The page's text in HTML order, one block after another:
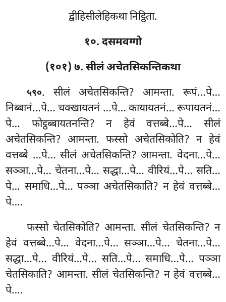
द्वीहिसीलेहिकथा निट्ठिता.
१०. दसमवग्गो
(१०१) ७. सीलं अचेतसिकन्तिकथा
५९०. सीलं अचेतसिकन्ति? आमन्ता. रूपं…पे…
निब्बानं…पे… चक्खायतनं …पे… कायायतनं… रूपायतनं…
पे… फोट्ठब्बायतनन्ति? न हेवं वत्तब्बे…पे… सीलं
अचेतसिकन्ति? आमन्ता. फस्सो अचेतसिकोति? न हेवं
वत्तब्बे …पे… सीलं अचेतसिकन्ति? आमन्ता. वेदना…पे…
सञ्ञा…पे… चेतना…पे… सद्धा…पे… वीरियं…पे… सति…
पे… समाधि…पे… पञ्ञा अचेतसिकाति? न हेवं वत्तब्बे…
पे….
फस्सो चेतसिकोति? आमन्ता. सीलं चेतसिकन्ति? न
हेवं वत्तब्बे…पे… वेदना…पे… सञ्ञा…पे… चेतना…पे…
सद्धा…पे… वीरियं…पे… सति…पे… समाधि…पे… पञ्ञा
चेतसिकाति? आमन्ता. सीलं चेतसिकन्ति? न हेवं वत्तब्बे…
पे….